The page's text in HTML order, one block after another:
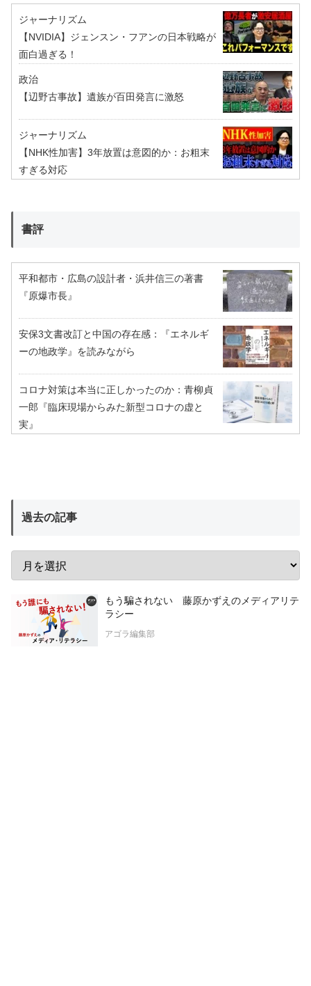
ジャーナリズム
【NVIDIA】ジェンスン・フアンの日本戦略が
面白過ぎる！
政治
【辺野古事故】遺族が百田発言に激怒
ジャーナリズム
【NHK性加害】3年放置は意図的か：お粗末
すぎる対応
書評
平和都市・広島の設計者・浜井信三の著書
『原爆市長』
安保3文書改訂と中国の存在感：『エネルギ
ーの地政学』を読みながら
コロナ対策は本当に正しかったのか：青柳貞
一郎『臨床現場からみた新型コロナの虚と
実』
過去の記事
もう騙されない 藤原かずえのメディアリテ
ラシー
アゴラ編集部